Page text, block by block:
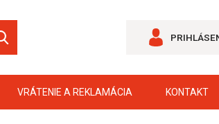
VRÁTENIE A REKLAMÁCIA KONTAKT